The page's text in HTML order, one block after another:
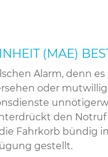
(MAE)
Alarm, denn
oder
den
Fahrkorb bündig
gestellt.